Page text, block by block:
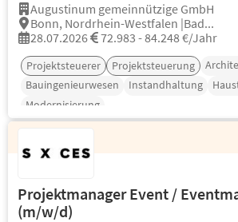
Augustinum gemeinnützige GmbH
Bonn, Nordrhein-Westfalen |Bad...
28.07.2026
72.983 - 84.248 €/Jahr
Projektsteuerer Projektsteuerung
Bauingenieurwesen
Instandhaltung
Modernisierung
Projektmanager Event /
(m/w/d)